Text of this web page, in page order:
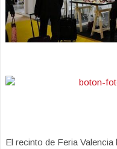
El recinto de Feria